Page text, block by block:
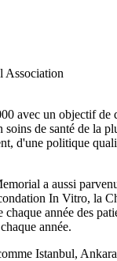
avec un objectif de
de santé de la
d'une politique
a aussi
In Vitro, la
année des
année.
Istanbul,